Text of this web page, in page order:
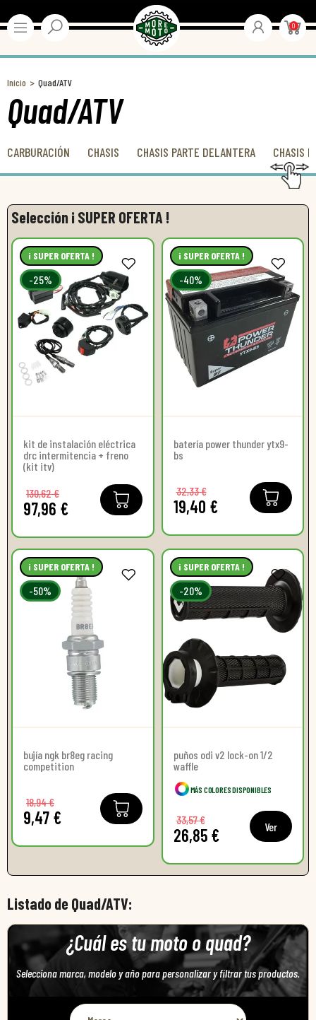
0
Inicio Quad/ATV
Quad/ATV
CARBURACIÓN CHASIS CHASIS PARTE DELANTERA CHASIS
Selección ¡ SUPER OFERTA !
¡ SUPER OFERTA !
-25%
kit de instalación eléctrica
drc intermitencia + freno
(kit itv)
97,96 €
130,62 €
¡ SUPER OFERTA !
-40%
batería power thunder ytx9-
bs
19,40 €
32,33 €
¡ SUPER OFERTA !
-50%
bujía ngk br8eg racing
competition
9,47 €
18,94 €
¡ SUPER OFERTA !
-20%
puños odi v2 lock-on 1/2
waffle
MÁS COLORES DISPONIBLES
26,85 €
33,57 € Ver
Listado de Quad/ATV:
¿Cuál es tu moto o quad?
Selecciona marca, modelo y año para personalizar y filtrar tus productos.